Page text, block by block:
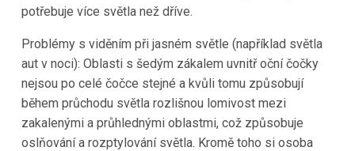
potřebuje více světla než dříve.
Problémy s viděním při jasném světle (například světla
aut v noci): Oblasti s šedým zákalem uvnitř oční čočky
nejsou po celé čočce stejné a kvůli tomu způsobují
během průchodu světla rozlišnou lomivost mezi
zakalenými a průhlednými oblastmi, což způsobuje
oslňování a rozptylování světla. Kromě toho si osoba